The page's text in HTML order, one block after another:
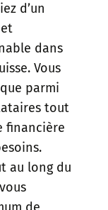
d’un
dans
Vous
parmi
tout
financière
au long du